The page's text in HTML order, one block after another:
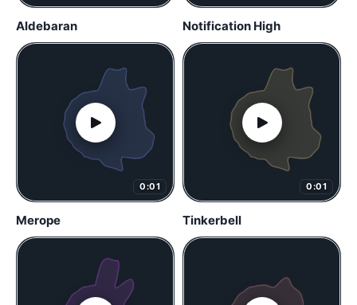
Aldebaran Notification High
0:01
Merope
0:01
Tinkerbell